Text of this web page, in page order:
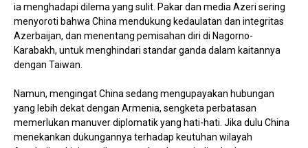
ia menghadapi dilema yang sulit. Pakar dan media Azeri sering
menyoroti bahwa China mendukung kedaulatan dan integritas
Azerbaijan, dan menentang pemisahan diri di Nagorno-
Karabakh, untuk menghindari standar ganda dalam kaitannya
dengan Taiwan.
Namun, mengingat China sedang mengupayakan hubungan
yang lebih dekat dengan Armenia, sengketa perbatasan
memerlukan manuver diplomatik yang hati-hati. Jika dulu China
menekankan dukungannya terhadap keutuhan wilayah